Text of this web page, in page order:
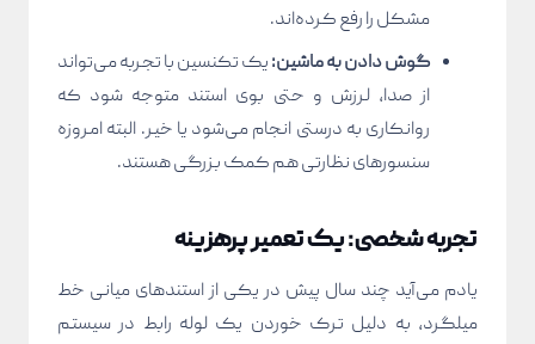
مشکل را رفع کرده‌اند.
گوش دادن به ماشین:یک تکنسین با تجربه می‌تواند
از صدا، لرزش و حتی بوی استند متوجه شود که
روانکاری به درستی انجام می‌شود یا خیر. البته امروزه
سنسورهای نظارتی هم کمک بزرگی هستند.
تجربه شخصی: یک تعمیر پرهزینه
یادم می‌آید چند سال پیش در یکی از استندهای میانی خط
میلگرد، به دلیل ترک خوردن یک لوله رابط در سیستم